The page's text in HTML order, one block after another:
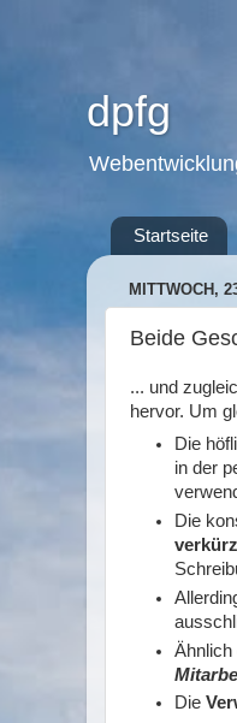
dpfg
Startseite
MITTWOCH,
Beide
... und
hervor. Um
Die
in der
Die
Ähnlich
Die